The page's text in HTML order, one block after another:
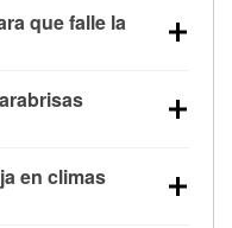
que falle la
hasta la mitad de
los 0 °F, lo que
la sal y la nieve
la visibilidad.
en climas